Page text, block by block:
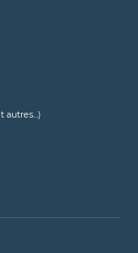
autres...)